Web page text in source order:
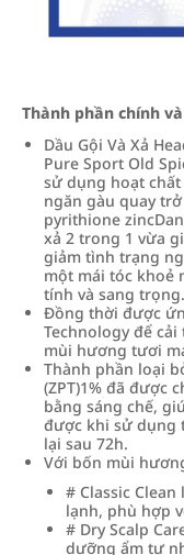
Thành phần chính
Dầu Gội Và Xả
Pure Sport Old
sử dụng hoạt chất
ngăn gàu quay
pyrithione
xả 2 trong 1 vừa
giảm tình trạng
một mái tóc khoẻ
tính và sang trọng.
Đồng thời được
Technology để
mùi hương tươi
Thành phần loại
(ZPT)1% đã được
bằng sáng chế,
được khi sử dụng
lại sau 72h.
Với bốn mùi
# Classic
lạnh, phù hợp
# Dry Scalp
dưỡng ẩm tự